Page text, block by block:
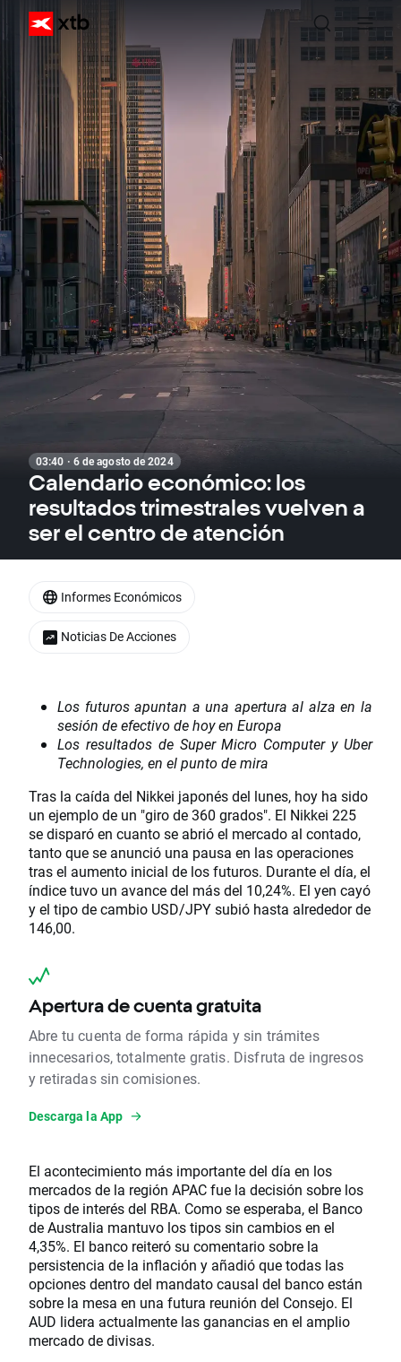
03:40 · 6 de agosto de 2024
Calendario económico: los
resultados trimestrales vuelven a
ser el centro de atención
Los futuros apuntan a una apertura al alza en la
sesión de efectivo de hoy en Europa
Los resultados de Super Micro Computer y Uber
Technologies, en el punto de mira
Tras la caída del Nikkei japonés del lunes, hoy ha sido
un ejemplo de un "giro de 360 ​​grados". El Nikkei 225
se disparó en cuanto se abrió el mercado al contado,
tanto que se anunció una pausa en las operaciones
tras el aumento inicial de los futuros. Durante el día, el
índice tuvo un avance del más del 10,24%. El yen cayó
y el tipo de cambio USD/JPY subió hasta alrededor de
146,00.
Apertura de cuenta gratuita
Abre tu cuenta de forma rápida y sin trámites
innecesarios, totalmente gratis. Disfruta de ingresos
y retiradas sin comisiones.
Descarga la App
El acontecimiento más importante del día en los
mercados de la región APAC fue la decisión sobre los
tipos de interés del RBA. Como se esperaba, el Banco
de Australia mantuvo los tipos sin cambios en el
4,35%. El banco reiteró su comentario sobre la
persistencia de la inflación y añadió que todas las
opciones dentro del mandato causal del banco están
sobre la mesa en una futura reunión del Consejo. El
AUD lidera actualmente las ganancias en el amplio
mercado de divisas.
Informes Económicos
Noticias De Acciones